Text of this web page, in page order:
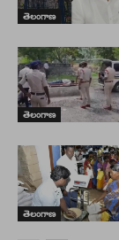
తెలంగాణ
తెలంగాణ
తెలంగాణ